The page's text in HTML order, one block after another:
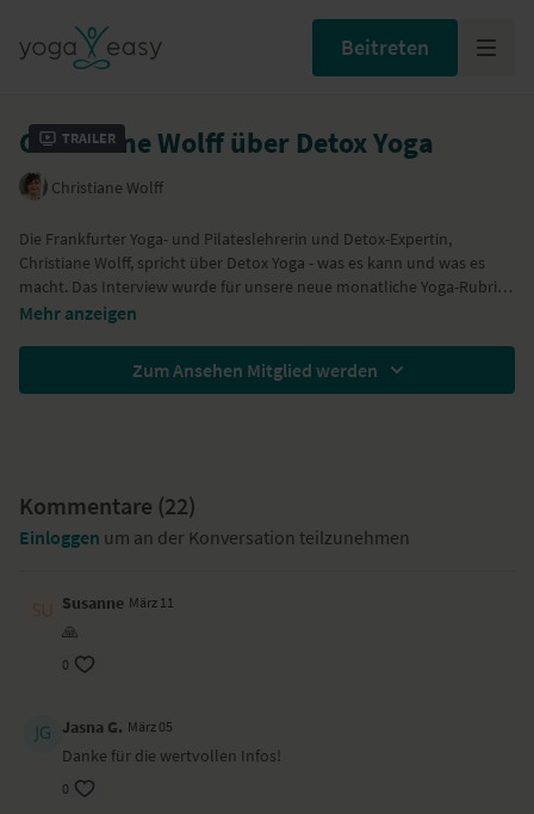
Beitreten
Trailer
Christiane Wolff über Detox Yoga
Christiane Wolff
Die Frankfurter Yoga- und Pilateslehrerin und Detox-Expertin,
Christiane Wolff, spricht über Detox Yoga - was es kann und was es
macht. Das Interview wurde für unsere neue monatliche Yoga-Rubrik
im alverde-Magazin
Mehr anzeigen
Zum Ansehen Mitglied werden
Kommentare (22)
Einloggen um an der Konversation teilzunehmen
Susanne März 11
🙏
0
Jasna G. März 05
Danke für die wertvollen Infos!
0